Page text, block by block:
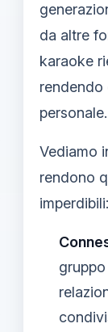
da altre
karaoke
rendendo
personale.
Vediamo
rendono
imperdibili: